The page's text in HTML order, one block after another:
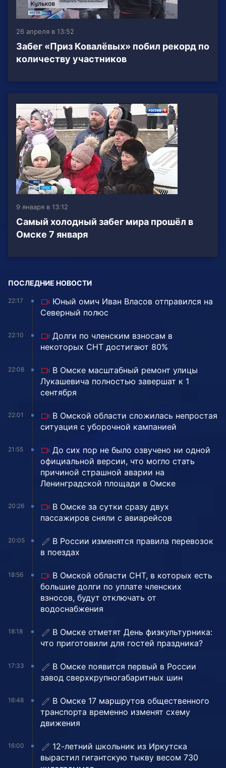
26 апреля в 13:52
Забег «Приз Ковалёвых» побил рекорд по
количеству участников
9 января в 13:12
Самый холодный забег мира прошёл в
Омске 7 января
ПОСЛЕДНИЕ НОВОСТИ
22:17
Юный омич Иван Власов отправился на
Северный полюс
22:10
Долги по членским взносам в
некоторых СНТ достигают 80%
22:08
В Омске масштабный ремонт улицы
Лукашевича полностью завершат к 1
сентября
22:01
В Омской области сложилась непростая
ситуация с уборочной кампанией
21:55
До сих пор не было озвучено ни одной
официальной версии, что могло стать
причиной страшной аварии на
Ленинградской площади в Омске
20:26
В Омске за сутки сразу двух
пассажиров сняли с авиарейсов
20:05
В России изменятся правила перевозок
в поездах
18:56
В Омской области СНТ, в которых есть
большие долги по уплате членских
взносов, будут отключать от
водоснабжения
18:18
В Омске отметят День физкультурника:
что приготовили для гостей праздника?
17:33
В Омске появится первый в России
завод сверхкрупногабаритных шин
16:48
В Омске 17 маршрутов общественного
транспорта временно изменят схему
движения
16:00
12-летний школьник из Иркутска
вырастил гигантскую тыкву весом 730